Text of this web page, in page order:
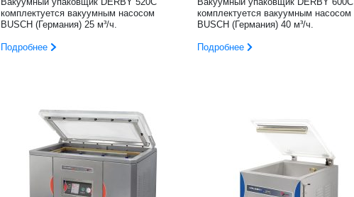
комплектуется вакуумным насосом
BUSCH (Германия) 25 м³/ч.
Подробнее
комплектуется вакуумным насосом
BUSCH (Германия) 40 м³/ч.
Подробнее